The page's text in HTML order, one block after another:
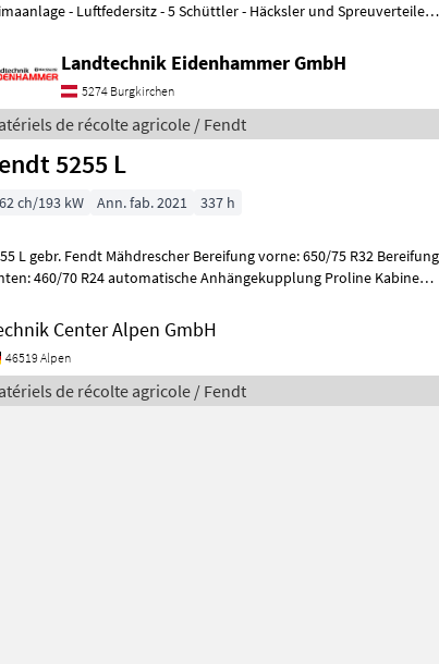
- Luftfedersitz - 5 Schüttler - Häcksler und Spreuverteiler -
Landtechnik Eidenhammer GmbH
5274 Burgkirchen
de récolte agricole / Fendt
5255 L
ch/193 kW Ann. fab. 2021 337 h
Bereifung vorne: 650/75 R32 Bereifung
70 R24 automatische Anhängekupplung Proline Kabine
Center Alpen GmbH
46519 Alpen
de récolte agricole / Fendt